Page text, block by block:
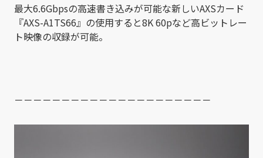
最大6.6Gbpsの高速書き込みが可能な新しいAXSカード
『AXS-A1TS66』の使用すると8K 60pなど高ビットレー
ト映像の収録が可能。
－－－－－－－－－－－－－－－－－－－－－